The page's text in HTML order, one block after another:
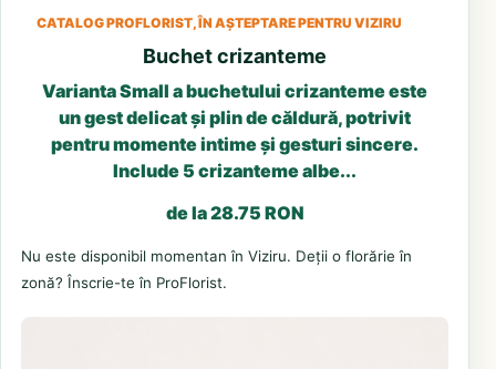
CATALOG PROFLORIST, ÎN AȘTEPTARE PENTRU VIZIRU
Buchet crizanteme
Varianta Small a buchetului crizanteme este
un gest delicat și plin de căldură, potrivit
pentru momente intime și gesturi sincere.
Include 5 crizanteme albe...
de la 28.75 RON
Nu este disponibil momentan în Viziru. Deții o florărie în
zonă? Înscrie-te în ProFlorist.